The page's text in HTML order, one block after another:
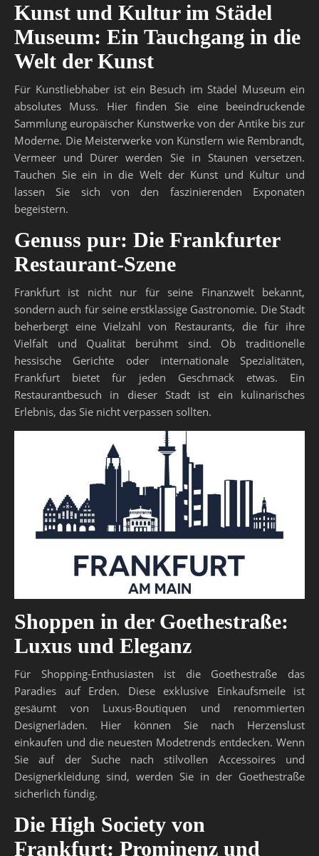
Kunst und Kultur im Städel
Museum: Ein Tauchgang in die
Welt der Kunst
Für Kunstliebhaber ist ein Besuch im Städel Museum ein
absolutes Muss. Hier finden Sie eine beeindruckende
Sammlung europäischer Kunstwerke von der Antike bis zur
Moderne. Die Meisterwerke von Künstlern wie Rembrandt,
Vermeer und Dürer werden Sie in Staunen versetzen.
Tauchen Sie ein in die Welt der Kunst und Kultur und
lassen Sie sich von den faszinierenden Exponaten
begeistern.
Genuss pur: Die Frankfurter
Restaurant-Szene
Frankfurt ist nicht nur für seine Finanzwelt bekannt,
sondern auch für seine erstklassige Gastronomie. Die Stadt
beherbergt eine Vielzahl von Restaurants, die für ihre
Vielfalt und Qualität berühmt sind. Ob traditionelle
hessische Gerichte oder internationale Spezialitäten,
Frankfurt bietet für jeden Geschmack etwas. Ein
Restaurantbesuch in dieser Stadt ist ein kulinarisches
Erlebnis, das Sie nicht verpassen sollten.
Shoppen in der Goethestraße:
Luxus und Eleganz
Für Shopping-Enthusiasten ist die Goethestraße das
Paradies auf Erden. Diese exklusive Einkaufsmeile ist
gesäumt von Luxus-Boutiquen und renommierten
Designerläden. Hier können Sie nach Herzenslust
einkaufen und die neuesten Modetrends entdecken. Wenn
Sie auf der Suche nach stilvollen Accessoires und
Designerkleidung sind, werden Sie in der Goethestraße
sicherlich fündig.
Die High Society von
Frankfurt: Prominenz und